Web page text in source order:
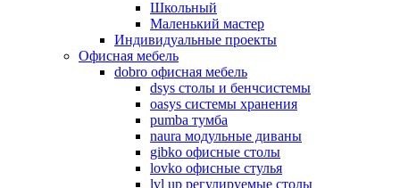
Школьный
Маленький мастер
Индивидуальные проекты
Офисная мебель
dobro офисная мебель
dsys столы и бенчсистемы
oasys системы хранения
pumba тумба
naura модульные диваны
gibko офисные столы
lovko офисные стулья
lvl up регулируемые столы